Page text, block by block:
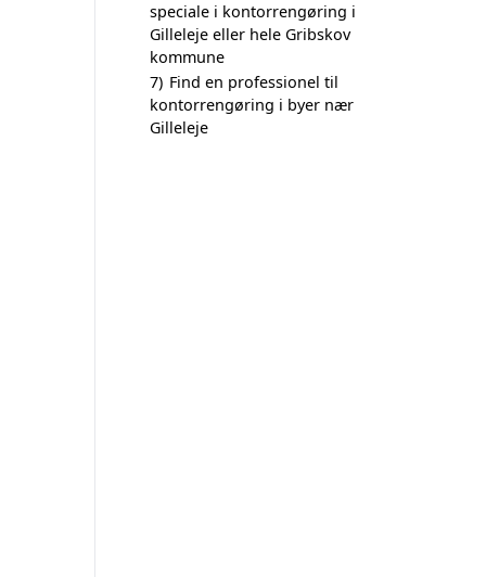
speciale i kontorrengøring i
Gilleleje eller hele Gribskov
kommune
7) Find en professionel til
kontorrengøring i byer nær
Gilleleje